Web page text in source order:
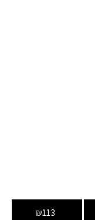
₪113